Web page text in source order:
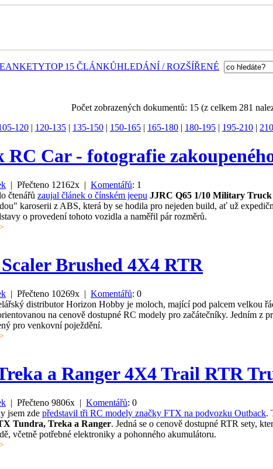
ANKETYTOP 15 ČLÁNKŮHLEDÁNÍ / ROZŠÍŘENÉ
Počet zobrazených dokumentů: 15 (z celkem 281
120 | 120-135 | 135-150 | 150-165 | 165-180 | 180-195 | 195-210 |
Car - fotografie
| Přečteno 12162x | Komentářů: 1
čtenářů zaujal článek o čínském jeepu JJRC Q65 1/10 Military
karoserii z ABS, která by se hodila pro nejeden build, ať už
o provedení tohoto vozidla a naměřil pár rozměrů.
Brushed 4X4 RTR
| Přečteno 10269x | Komentářů: 0
distributor Horizon Hobby je moloch, mající pod palcem velkou
na cenově dostupné RC modely pro začátečníky. Jedním z
pro venkovní poježdění.
a Ranger 4X4 Trail RTR
| Přečteno 9806x | Komentářů: 0
jsem zde představil tři RC modely značky FTX na podvozku Outback.
Tundra, Treka a Ranger. Jedná se o cenově dostupné RTR sety,
včetně potřebné elektroniky a pohonného akumulátoru.